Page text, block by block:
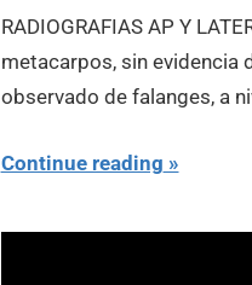
RADIOGRAFIAS AP Y
metacarpos, sin evidencia
observado de falanges, a
Continue reading